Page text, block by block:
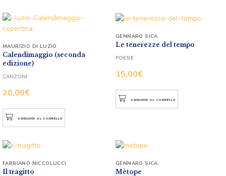
Calendimaggio (seconda
edizione)
20,00€
MAURIZIO DI LUZIO
CANZONI
AGGIUNGI AL CARRELLO
Le tenerezze del tempo
15,00€
GENNARO SICA
POESIE
AGGIUNGI AL CARRELLO
Il tragitto
FABRIANO NICCOLUCCI
Mètope
GENNARO SICA